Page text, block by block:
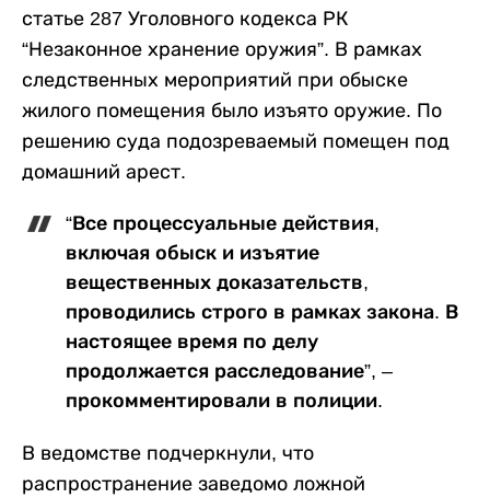
статье 287 Уголовного кодекса РК
“Незаконное хранение оружия”. В рамках
следственных мероприятий при обыске
жилого помещения было изъято оружие. По
решению суда подозреваемый помещен под
домашний арест.
“Все процессуальные действия,
включая обыск и изъятие
вещественных доказательств,
проводились строго в рамках закона. В
настоящее время по делу
продолжается расследование”, –
прокомментировали в полиции.
В ведомстве подчеркнули, что
распространение заведомо ложной